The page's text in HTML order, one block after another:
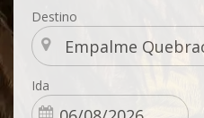
Destino
Ida